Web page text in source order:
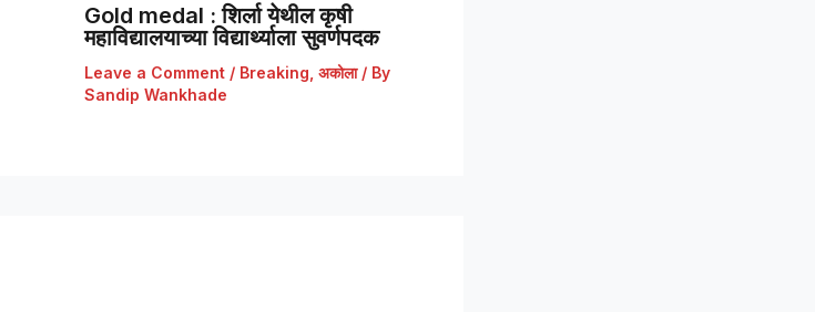
Gold medal : शिर्ला येथील कृषी
महाविद्यालयाच्या विद्यार्थ्याला सुवर्णपदक
Leave a Comment / Breaking अकोला/ By
Sandip Wankhade